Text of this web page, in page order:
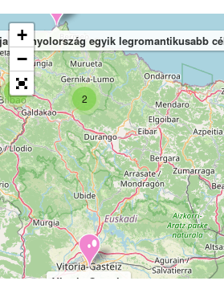
2
5
Vitoria-Gasteiz
Spanyolország egyik legromantikusabb
+
−